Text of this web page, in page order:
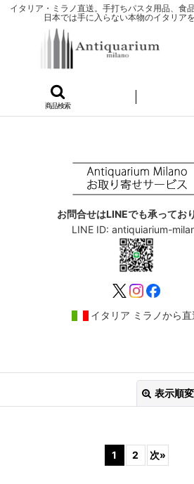
イタリア・ミラノ直送。手打ちパスタ用品、食
日本では手に入らない本物のイタリアを
商品検索
お問合せはLINEでも承ってお
LINE ID: antiquiarium-
イタリア ミラノから直
表示順
1 2 次»